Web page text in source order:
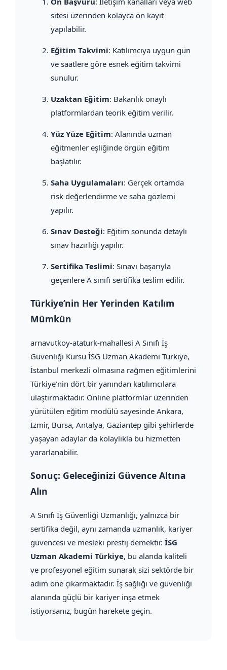
sitesi üzerinden kolayca ön kayıt
yapılabilir.
Eğitim Takvimi: Katılımcıya uygun gün
ve saatlere göre esnek eğitim takvimi
sunulur.
Uzaktan Eğitim: Bakanlık onaylı
platformlardan teorik eğitim verilir.
Yüz Yüze Eğitim: Alanında uzman
eğitmenler eşliğinde örgün eğitim
başlatılır.
Saha Uygulamaları: Gerçek ortamda
risk değerlendirme ve saha gözlemi
yapılır.
Sınav Desteği: Eğitim sonunda detaylı
sınav hazırlığı yapılır.
Sertifika Teslimi: Sınavı başarıyla
geçenlere A sınıfı sertifika teslim edilir.
Türkiye’nin Her Yerinden Katılım
Mümkün
arnavutkoy-ataturk-mahallesi A Sınıfı İş
Güvenliği Kursu İSG Uzman Akademi Türkiye,
İstanbul merkezli olmasına rağmen eğitimlerini
Türkiye’nin dört bir yanından katılımcılara
ulaştırmaktadır. Online platformlar üzerinden
yürütülen eğitim modülü sayesinde Ankara,
İzmir, Bursa, Antalya, Gaziantep gibi şehirlerde
yaşayan adaylar da kolaylıkla bu hizmetten
yararlanabilir.
Sonuç: Geleceğinizi Güvence Altına
Alın
A Sınıfı İş Güvenliği Uzmanlığı, yalnızca bir
sertifika değil, aynı zamanda uzmanlık, kariyer
güvencesi ve mesleki prestij demektir. İSG
Uzman Akademi Türkiye, bu alanda kaliteli
ve profesyonel eğitim sunarak sizi sektörde bir
adım öne çıkarmaktadır. İş sağlığı ve güvenliği
alanında güçlü bir kariyer inşa etmek
istiyorsanız, bugün harekete geçin.